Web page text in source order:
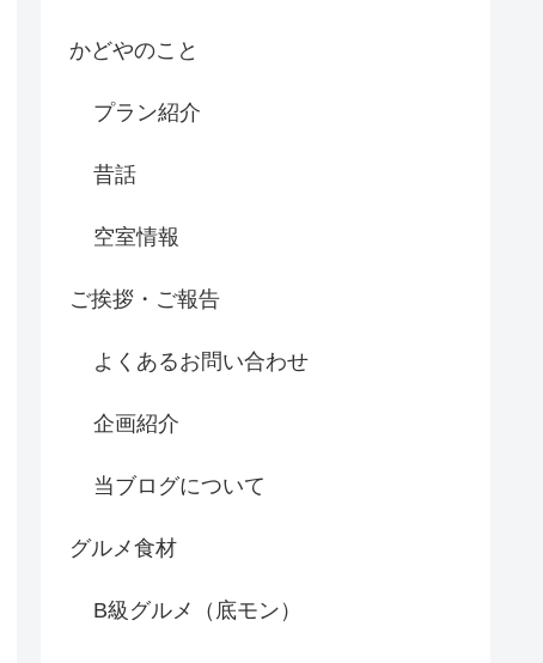
かどやのこと
プラン紹介
昔話
空室情報
ご挨拶・ご報告
よくあるお問い合わせ
企画紹介
当ブログについて
グルメ食材
B級グルメ（底モン）